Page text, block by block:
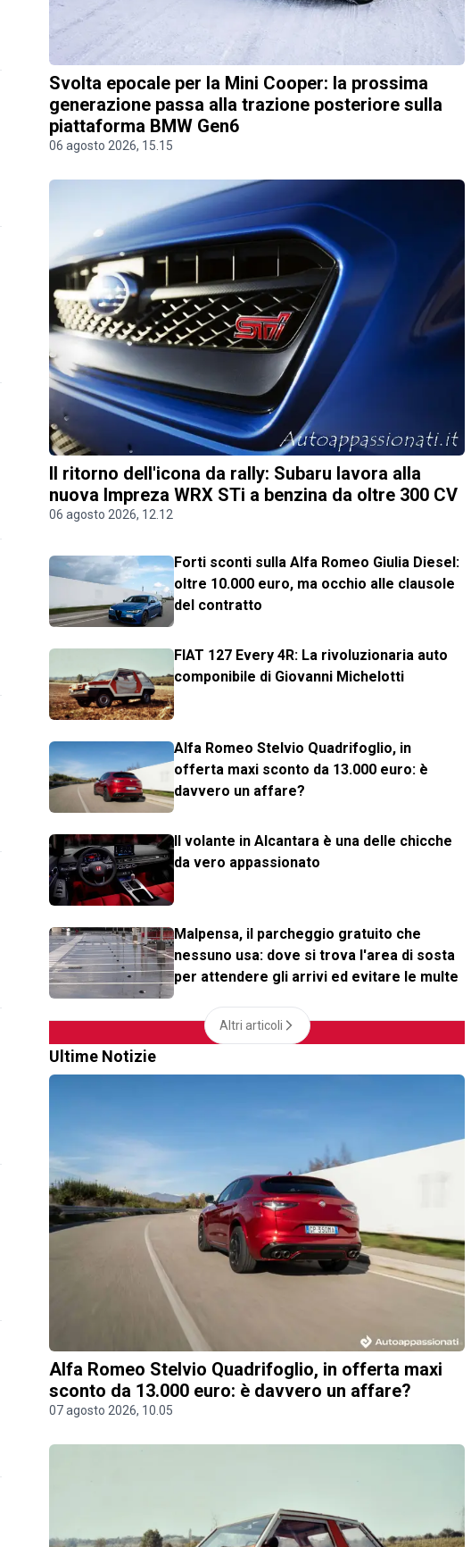
Svolta epocale per la Mini Cooper: la prossima
generazione passa alla trazione posteriore sulla
piattaforma BMW Gen6
06 agosto 2026, 15.15
Il ritorno dell'icona da rally: Subaru lavora alla
nuova Impreza WRX STi a benzina da oltre 300 CV
06 agosto 2026, 12.12
Forti sconti sulla Alfa Romeo Giulia Diesel:
oltre 10.000 euro, ma occhio alle clausole
del contratto
FIAT 127 Every 4R: La rivoluzionaria auto
componibile di Giovanni Michelotti
Alfa Romeo Stelvio Quadrifoglio, in
offerta maxi sconto da 13.000 euro: è
davvero un affare?
Il volante in Alcantara è una delle chicche
da vero appassionato
Malpensa, il parcheggio gratuito che
nessuno usa: dove si trova l'area di sosta
per attendere gli arrivi ed evitare le multe
Altri articoli
Ultime Notizie
Alfa Romeo Stelvio Quadrifoglio, in offerta maxi
sconto da 13.000 euro: è davvero un affare?
07 agosto 2026, 10.05